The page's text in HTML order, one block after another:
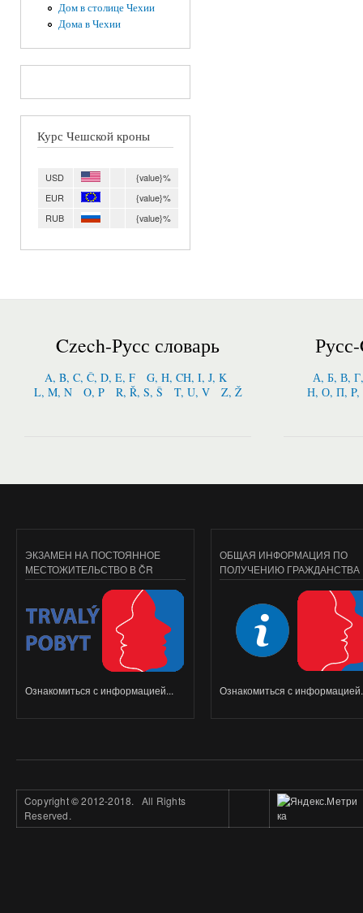
Дом в столице Чехии
Дома в Чехии
Курс Чешской кроны
USD
{value}%
EUR
{value}%
RUB
{value}%
Czech-Русс словарь
A, B, C, Č, D, E, F
G, H, CH, I, J, K
L, M, N
O, P R, Ř, S, Š T, U, V Z, Ž
А, Б, В,
Н, О, П,
ЭКЗАМЕН НА ПОСТОЯННОЕ
МЕСТОЖИТЕЛЬСТВО В ČR
Ознакомиться с информацией...
ОБЩАЯ ИНФОРМАЦИЯ ПО
ПОЛУЧЕНИЮ ГРАЖДАНСТВА
Ознакомиться с
Copyright©2012-2018. All Rights
Reserved.